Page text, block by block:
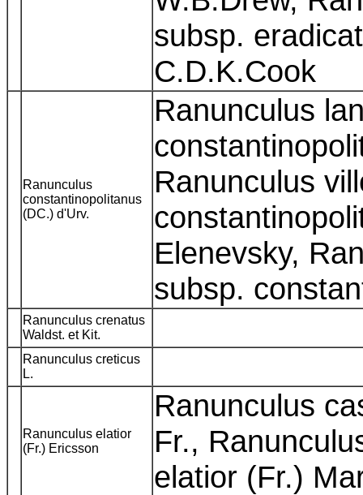
subsp.
C.D.K.Cook
Ranunculus
constantinopolitanus
(DC.) d'Urv.
Ranunculus
Ranunculus
Elenevsky,
subsp.
Ranunculus crenatus
Waldst. et Kit.
Ranunculus creticus
L.
Ranunculus elatior
(Fr.) Ericsson
Ranunculus
Fr.,
elatior (Fr.)